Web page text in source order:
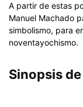
A partir de estas
Manuel Machado
simbolismo, para
noventayochismo.
Sinopsis